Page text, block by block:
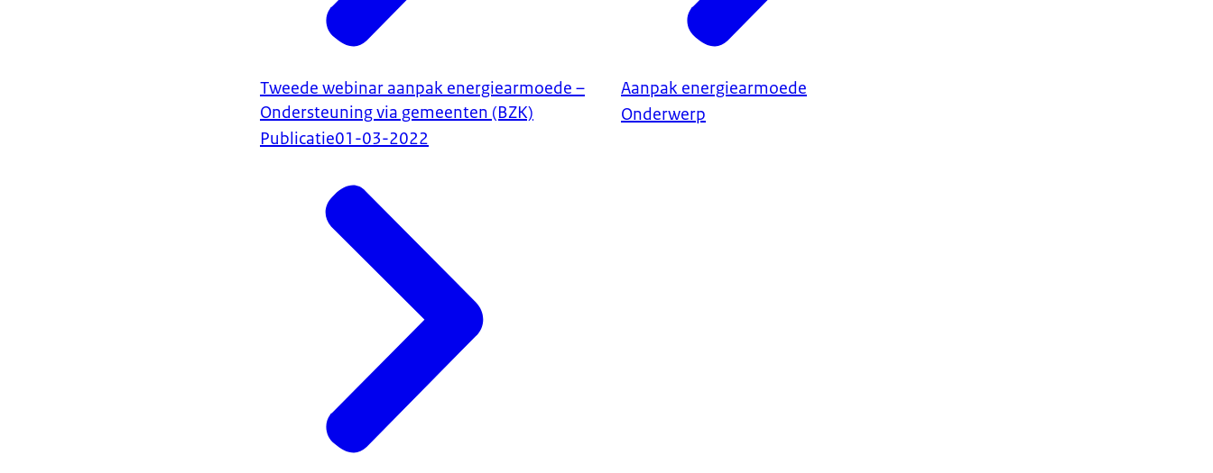
Tweede webinar aanpak energiearmoede –
Ondersteuning via gemeenten (BZK)
Publicatie01-03-2022
Aanpak energiearmoede
Onderwerp